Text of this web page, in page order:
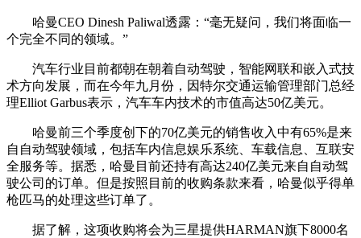
哈曼CEO Dinesh Paliwal透露：“毫无疑问，我们将面临一
个完全不同的领域。”
汽车行业目前都朝在朝着自动驾驶，智能网联和嵌入式技
术方向发展，而在今年九月份，因特尔交通运输管理部门总经
理Elliot Garbus表示，汽车车内技术的市值高达50亿美元。
哈曼前三个季度创下的70亿美元的销售收入中有65%是来
自自动驾驶领域，包括车内信息娱乐系统、车载信息、互联安
全服务等。据悉，哈曼目前还持有高达240亿美元来自自动驾
驶公司的订单。但是按照目前的收购条款来看，哈曼似乎得单
枪匹马的处理这些订单了。
据了解，这项收购将会为三星提供HARMAN旗下8000名